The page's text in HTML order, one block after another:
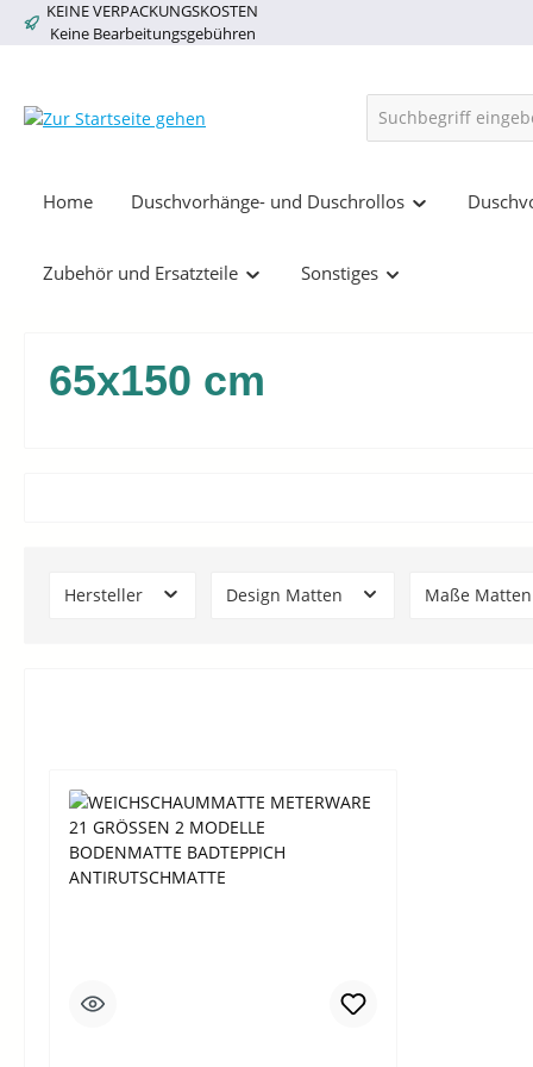
Zur Hauptnavigation springen
KEINE VERPACKUNGSKOSTEN
Keine Bearbeitungsgebühren
Home Duschvorhänge- und Duschrollos
Zubehör und Ersatzteile Sonstiges
65x150 cm
Hersteller Design Matten Maße Matten